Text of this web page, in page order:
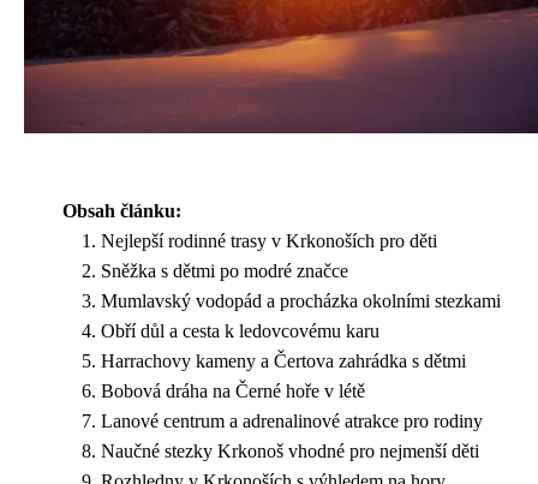
Obsah článku:
Nejlepší rodinné trasy v Krkonoších pro děti
Sněžka s dětmi po modré značce
Mumlavský vodopád a procházka okolními stezkami
Obří důl a cesta k ledovcovému karu
Harrachovy kameny a Čertova zahrádka s dětmi
Bobová dráha na Černé hoře v létě
Lanové centrum a adrenalinové atrakce pro rodiny
Naučné stezky Krkonoš vhodné pro nejmenší děti